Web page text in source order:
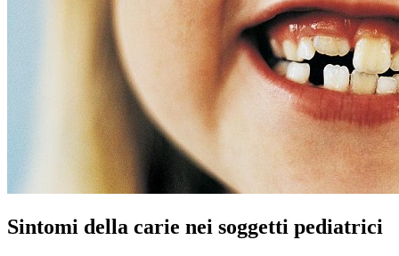
Sintomi della carie nei soggetti pediatrici